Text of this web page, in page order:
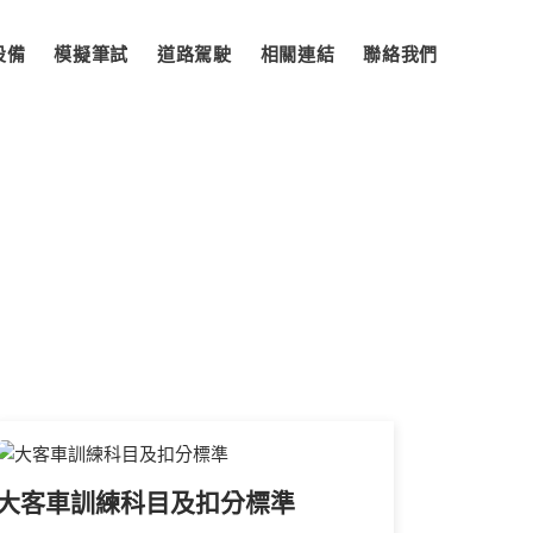
備 模擬筆試 道路駕駛 相關連結 聯絡我們
客車訓練科目及扣分標準